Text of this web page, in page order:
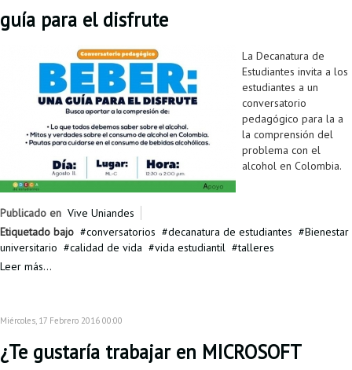
guía para el disfrute
La Decanatura de
Estudiantes invita a los
estudiantes a un
conversatorio
pedagógico para la a
la comprensión del
problema con el
alcohol en Colombia.
Publicado en Vive Uniandes
Etiquetado bajo
conversatorios decanatura de estudiantes
Bienestar
universitario
calidad de vida vida estudiantil
talleres
Leer más...
Miércoles, 17 Febrero 2016 00:00
¿Te gustaría trabajar en MICROSOFT
Proyecto de grado
Reintegro
Retiro voluntario
Transferencia
Tarifas